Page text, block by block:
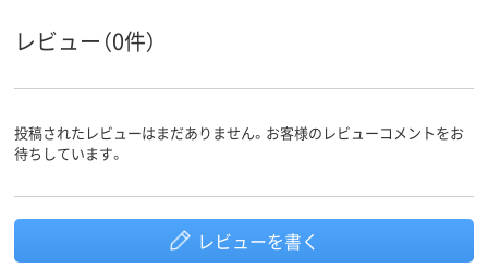
レビュー（0件）
投稿されたレビューはまだありません。お客様のレビューコメントをお
待ちしています。
レビューを書く